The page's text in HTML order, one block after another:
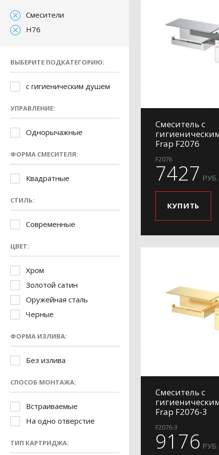
Смесители
H76
ВЫБЕРИТЕ ПОДКАТЕГОРИЮ:
с гигиеническим душем
УПРАВЛЕНИЕ:
Однорычажные
ФОРМА СМЕСИТЕЛЯ:
Квадратные
СТИЛЬ:
Современные
ЦВЕТ:
Хром
Золотой сатин
Оружейная сталь
Черные
ФОРМА ИЗЛИВА:
Без излива
СПОСОБ МОНТАЖА:
Встраиваемые
На одно отверстие
ТИП КАРТРИДЖА:
Смеситель с
Frap F2076
F2076
7427 РУБ.
КУПИТЬ
Смеситель с
Frap F2076-3
F2076-3
9176 РУБ.